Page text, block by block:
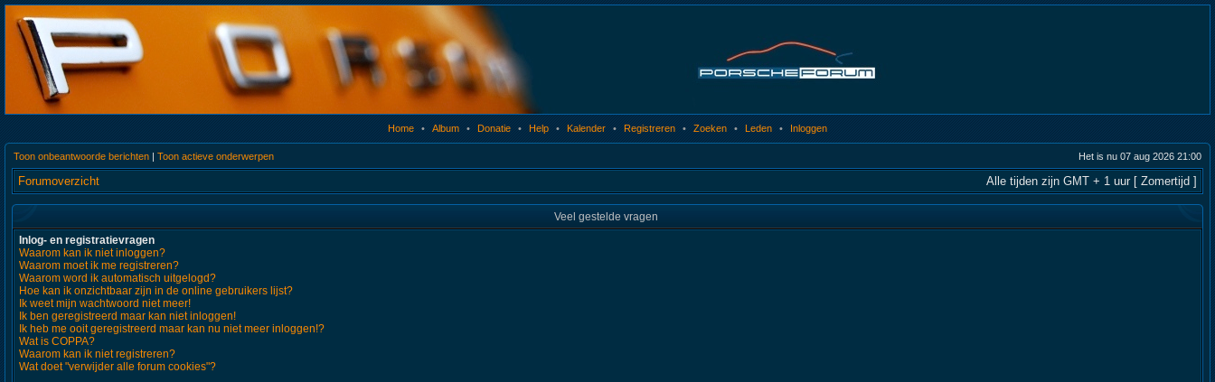
Home • Album • Donatie • Help • Kalender • Registreren • Zoeken • Leden • Inloggen
Toon onbeantwoorde berichten | Toon actieve onderwerpen Het is nu 07 aug 2026 21:00
Forumoverzicht Alle tijden zijn GMT + 1 uur [ Zomertijd ]
Veel gestelde vragen
Inlog- en registratievragen
Waarom kan ik niet inloggen?
Waarom moet ik me registreren?
Waarom word ik automatisch uitgelogd?
Hoe kan ik onzichtbaar zijn in de online gebruikers lijst?
Ik weet mijn wachtwoord niet meer!
Ik ben geregistreerd maar kan niet inloggen!
Ik heb me ooit geregistreerd maar kan nu niet meer inloggen!?
Wat is COPPA?
Waarom kan ik niet registreren?
Wat doet "verwijder alle forum cookies"?